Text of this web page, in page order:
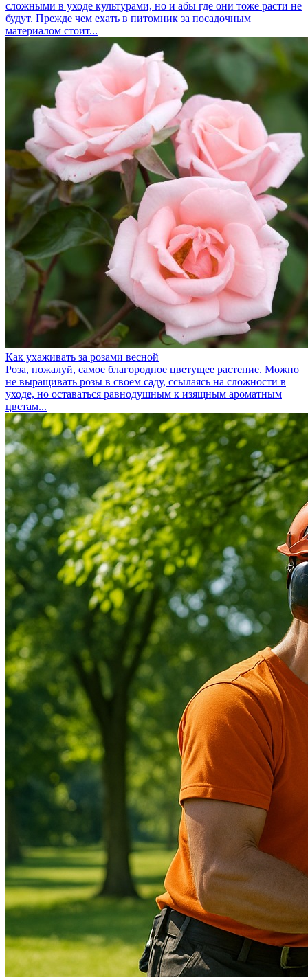
сложными в уходе культурами, но и абы где они тоже расти не
будут. Прежде чем ехать в питомник за посадочным
материалом стоит...
Как ухаживать за розами весной
Роза, пожалуй, самое благородное цветущее растение. Можно
не выращивать розы в своем саду, ссылаясь на сложности в
уходе, но оставаться равнодушным к изящным ароматным
цветам...